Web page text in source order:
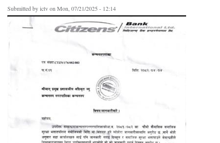
Submitted byictvon Mon, 07/21/2025 - 12:14